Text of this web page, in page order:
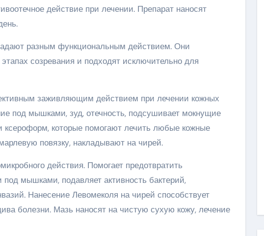
действие при лечении. Препарат наносят
разным функциональным действием. Они
созревания и подходят исключительно для
заживляющим действием при лечении кожных
под мышками, зуд, отечность, подсушивает мокнущие
ксероформ, которые помогают лечить любые кожные
повязку, накладывают на чирей.
действия. Помогает предотвратить
мышками, подавляет активность бактерий,
Нанесение Левомеколя на чирей способствует
болезни. Мазь наносят на чистую сухую кожу, лечение